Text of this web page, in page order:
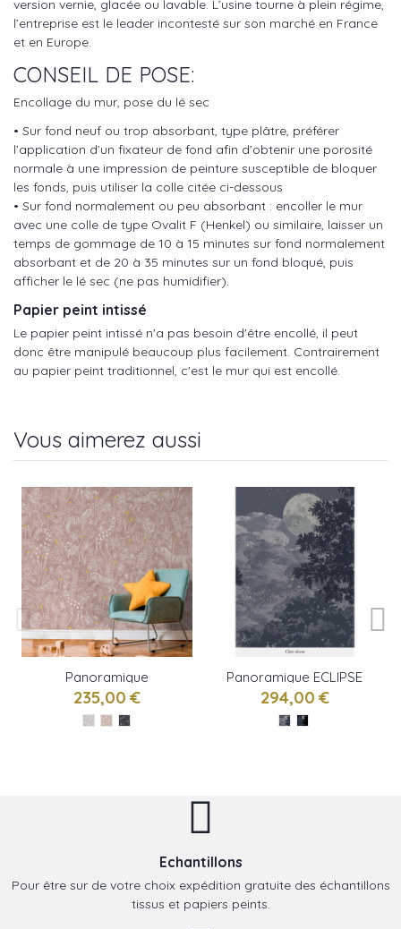
version vernie, glacée ou lavable. L’usine tourne à plein régime,
l’entreprise est le leader incontesté sur son marché en France
et en Europe.
CONSEIL DE POSE:
Encollage du mur, pose du lé sec
• Sur fond neuf ou trop absorbant, type plâtre, préférer
l’application d’un fixateur de fond afin d’obtenir une porosité
normale à une impression de peinture susceptible de bloquer
les fonds, puis utiliser la colle citée ci-dessous
• Sur fond normalement ou peu absorbant : encoller le mur
avec une colle de type Ovalit F (Henkel) ou similaire, laisser un
temps de gommage de 10 à 15 minutes sur fond normalement
absorbant et de 20 à 35 minutes sur un fond bloqué, puis
afficher le lé sec (ne pas humidifier).
Papier peint intissé
Le papier peint intissé n'a pas besoin d'être encollé, il peut
donc être manipulé beaucoup plus facilement. Contrairement
au papier peint traditionnel, c'est le mur qui est encollé.
Vous aimerez aussi
Panoramique
SERENGETI de Isidore
LEROY
235,00 €
Panoramique ECLIPSE
de Isidore LEROY
294,00 €
Echantillons
Pour être sur de votre choix expédition gratuite des échantillons
tissus et papiers peints.